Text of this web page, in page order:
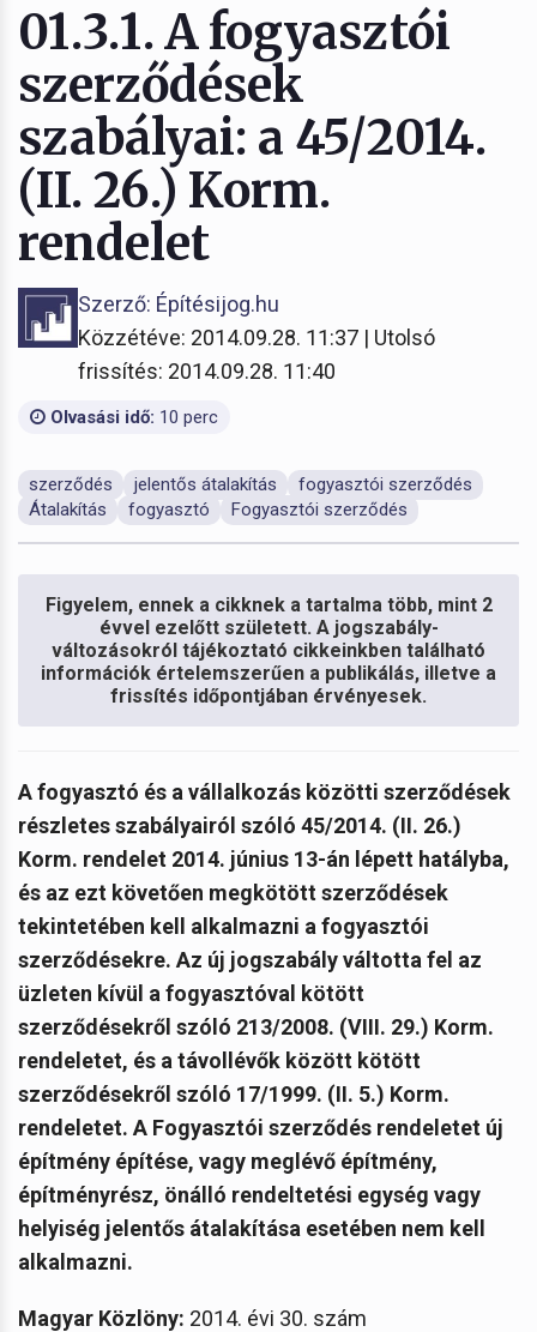
01.3.1. A fogyasztói
szerződések
szabályai: a 45/2014.
(II. 26.) Korm.
rendelet
Szerző: Építésijog.hu
Közzétéve: 2014.09.28. 11:37 | Utolsó
frissítés: 2014.09.28. 11:40
Olvasási idő: 10 perc
szerződés jelentős átalakítás
fogyasztói szerződés
Átalakítás
fogyasztó Fogyasztói szerződés
Figyelem, ennek a cikknek a tartalma több, mint 2
évvel ezelőtt született. A jogszabály-
változásokról tájékoztató cikkeinkben található
információk értelemszerűen a publikálás, illetve a
frissítés időpontjában érvényesek.
A fogyasztó és a vállalkozás közötti szerződések
részletes szabályairól szóló 45/2014. (II. 26.)
Korm. rendelet 2014. június 13-án lépett hatályba,
és az ezt követően megkötött szerződések
tekintetében kell alkalmazni a fogyasztói
szerződésekre. Az új jogszabály váltotta fel az
üzleten kívül a fogyasztóval kötött
szerződésekről szóló 213/2008. (VIII. 29.) Korm.
rendeletet, és a távollévők között kötött
szerződésekről szóló 17/1999. (II. 5.) Korm.
rendeletet. A Fogyasztói szerződés rendeletet új
építmény építése, vagy meglévő építmény,
építményrész, önálló rendeltetési egység vagy
helyiség jelentős átalakítása esetében nem kell
alkalmazni.
Magyar Közlöny: 2014. évi 30. szám